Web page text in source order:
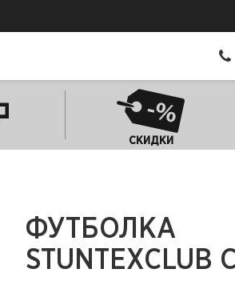
СКИДКИ
ФУТБОЛКА
STUNTEXCLUB